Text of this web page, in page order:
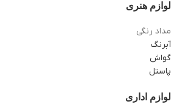
لوازم هنری
مداد رنگی
آبرنگ
گواش
پاستل
لوازم اداری